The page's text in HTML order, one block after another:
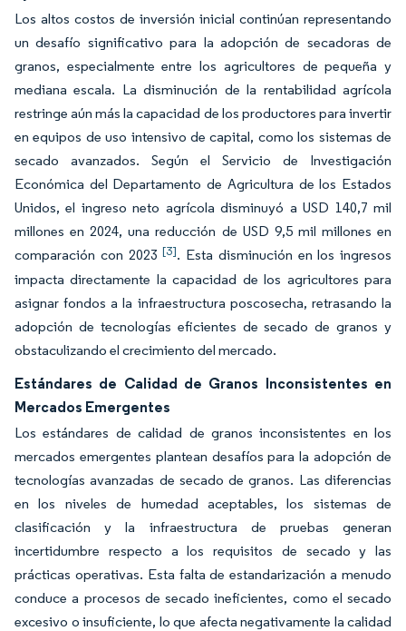
Los altos costos de inversión inicial continúan representando
un desafío significativo para la adopción de secadoras de
granos, especialmente entre los agricultores de pequeña y
mediana escala. La disminución de la rentabilidad agrícola
restringe aún más la capacidad de los productores para invertir
en equipos de uso intensivo de capital, como los sistemas de
secado avanzados. Según el Servicio de Investigación
Económica del Departamento de Agricultura de los Estados
Unidos, el ingreso neto agrícola disminuyó a USD 140,7 mil
millones en 2024, una reducción de USD 9,5 mil millones en
comparación con 2023[3]. Esta disminución en los ingresos
impacta directamente la capacidad de los agricultores para
asignar fondos a la infraestructura poscosecha, retrasando la
adopción de tecnologías eficientes de secado de granos y
obstaculizando el crecimiento del mercado.
Estándares de Calidad de Granos Inconsistentes en
Mercados Emergentes
Los estándares de calidad de granos inconsistentes en los
mercados emergentes plantean desafíos para la adopción de
tecnologías avanzadas de secado de granos. Las diferencias
en los niveles de humedad aceptables, los sistemas de
clasificación y la infraestructura de pruebas generan
incertidumbre respecto a los requisitos de secado y las
prácticas operativas. Esta falta de estandarización a menudo
conduce a procesos de secado ineficientes, como el secado
excesivo o insuficiente, lo que afecta negativamente la calidad